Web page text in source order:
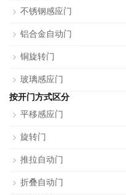
不锈钢感应门
铝合金自动门
铜旋转门
玻璃感应门
按开门方式区分
平移感应门
旋转门
推拉自动门
折叠自动门